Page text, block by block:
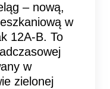
– nową,
w
12A-B. To
w
zielonej